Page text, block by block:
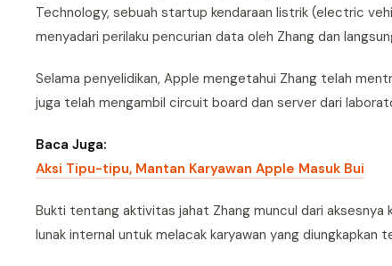
Technology, sebuah startup kendaraan listrik (electric
menyadari perilaku pencurian data oleh Zhang dan
Selama penyelidikan, Apple mengetahui Zhang telah
juga telah mengambil circuit board dan server dari
Baca Juga:
Aksi Tipu-tipu, Mantan Karyawan Apple Masuk Bui
Bukti tentang aktivitas jahat Zhang muncul dari aksesnya
lunak internal untuk melacak karyawan yang diungkapkan